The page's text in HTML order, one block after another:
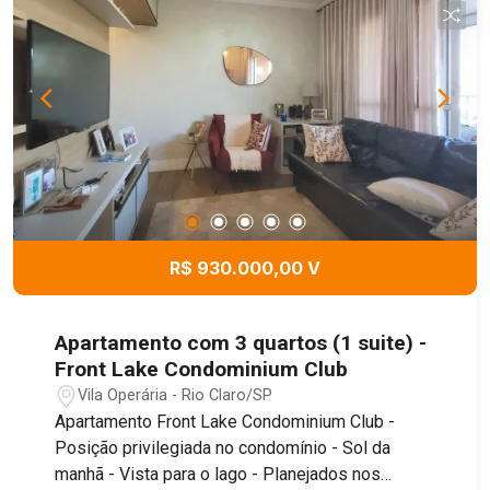
R$ 930.000,00 V
Apartamento com 3 quartos (1 suite) -
Front Lake Condominium Club
Vila Operária - Rio Claro/SP
Apartamento Front Lake Condominium Club -
Posição privilegiada no condomínio - Sol da
manhã - Vista para o lago - Planejados nos